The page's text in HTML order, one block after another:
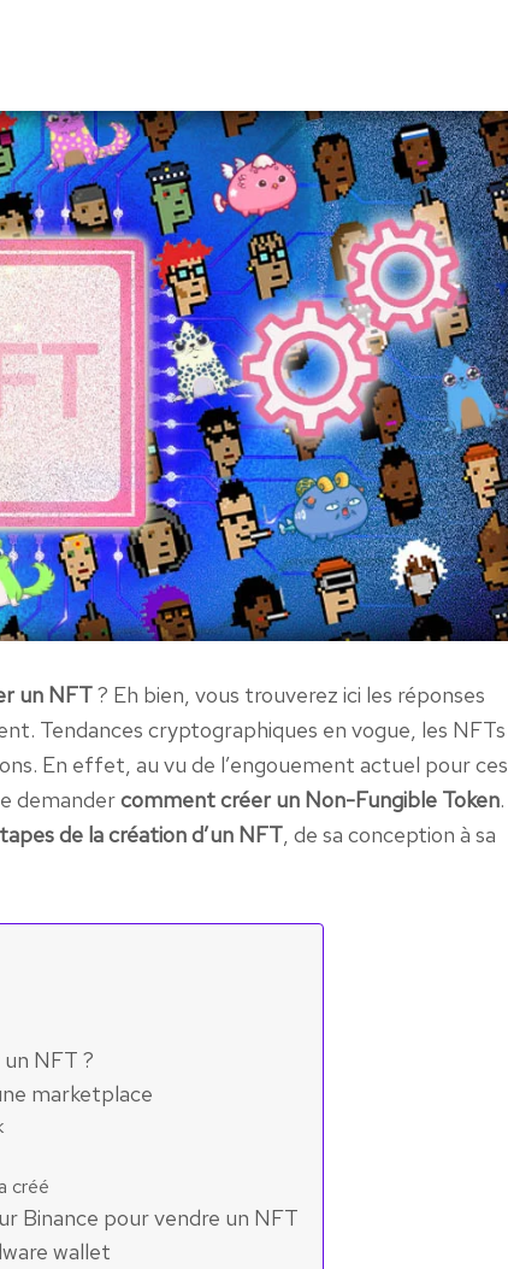
un NFT? Eh bien, vous trouverez ici les réponses
Tendances cryptographiques en vogue, les NFTs
En effet, au vu de l’engouement actuel pour ces
demandercomment créer un Non-Fungible Token.
de la création d’un NFT, de sa conception à sa
NFT ?
marketplace
créé
Binance pour vendre un NFT
wallet